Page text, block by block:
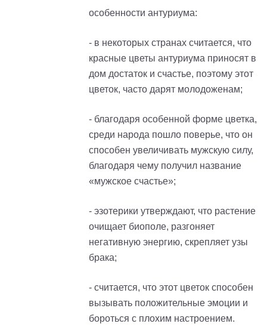
особенности антуриума:
- в некоторых странах считается, что
красные цветы антуриума приносят в
дом достаток и счастье, поэтому этот
цветок, часто дарят молодоженам;
- благодаря особенной форме цветка,
среди народа пошло поверье, что он
способен увеличивать мужскую силу,
благодаря чему получил название
«мужское счастье»;
- эзотерики утверждают, что растение
очищает биополе, разгоняет
негативную энергию, скрепляет узы
брака;
- считается, что этот цветок способен
вызывать положительные эмоции и
бороться с плохим настроением.